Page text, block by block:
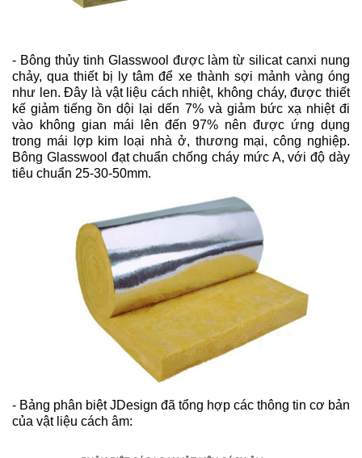
- Bông thủy tinh Glasswool được làm từ silicat canxi nung
chảy, qua thiết bị ly tâm để xe thành sợi mảnh vàng óng
như len. Đây là vật liệu cách nhiệt, không cháy, được thiết
kế giảm tiếng ồn dội lại dến 7% và giảm bức xạ nhiệt đi
vào không gian mái lên đến 97% nên được ứng dụng
trong mái lợp kim loại nhà ở, thương mại, công nghiệp.
Bông Glasswool đạt chuẩn chống cháy mức A, với độ dày
tiêu chuẩn 25-30-50mm.
- Bảng phân biệt JDesign đã tổng hợp các thông tin cơ bản
của vật liệu cách âm: